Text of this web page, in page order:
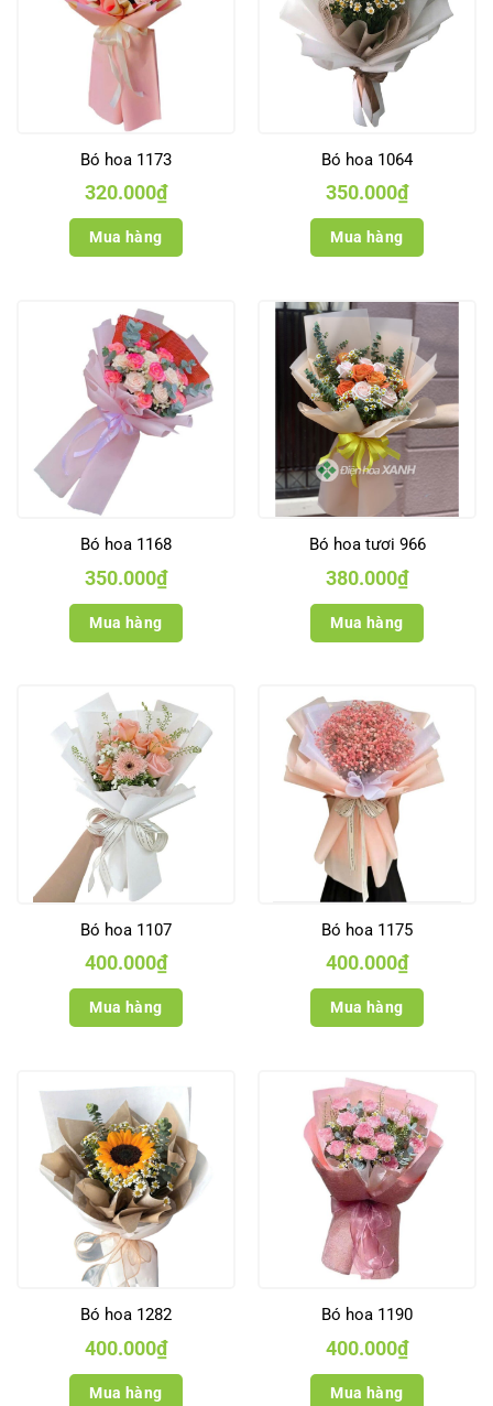
Bó hoa 1173
320.000₫
Mua hàng
Bó hoa 1064
350.000₫
Mua hàng
Bó hoa 1168
350.000₫
Mua hàng
Bó hoa tươi 966
380.000₫
Mua hàng
Bó hoa 1107
400.000₫
Mua hàng
Bó hoa 1175
400.000₫
Mua hàng
Bó hoa 1282
400.000₫
Mua hàng
Bó hoa 1190
400.000₫
Mua hàng